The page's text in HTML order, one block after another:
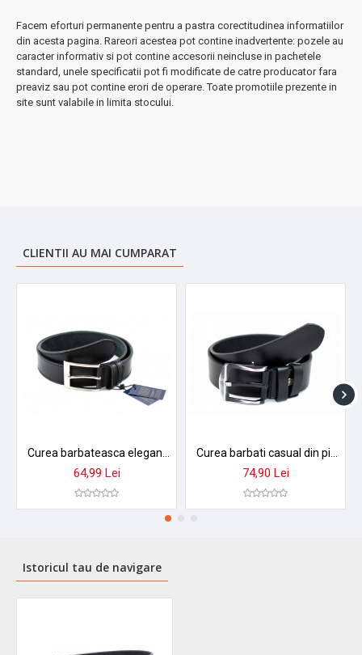
Facem eforturi permanente pentru a pastra corectitudinea informatiilor
din acesta pagina. Rareori acestea pot contine inadvertente: pozele au
caracter informativ si pot contine accesorii neincluse in pachetele
standard, unele specificatii pot fi modificate de catre producator fara
preaviz sau pot contine erori de operare. Toate promotiile prezente in
site sunt valabile in limita stocului.
CLIENTII AU MAI CUMPARAT
64,99 Lei 74,90 Lei
Istoricul tau de navigare